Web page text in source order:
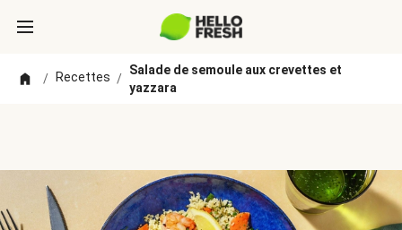
/ Recettes /
Salade de semoule aux crevettes et
yazzara